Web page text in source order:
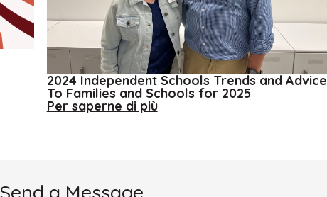
2024 Independent Schools Trends and Advice
To Families and Schools for 2025
Per saperne di piùabout
Send a Message